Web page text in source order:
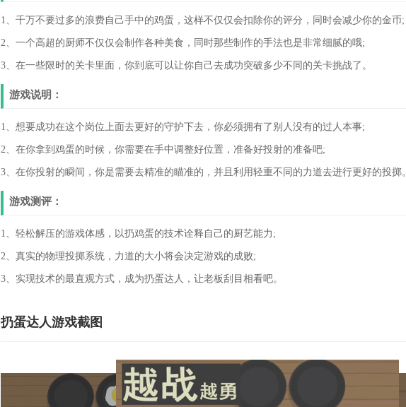
1、千万不要过多的浪费自己手中的鸡蛋，这样不仅仅会扣除你的评分，同时会减少你的金币;
2、一个高超的厨师不仅仅会制作各种美食，同时那些制作的手法也是非常细腻的哦;
3、在一些限时的关卡里面，你到底可以让你自己去成功突破多少不同的关卡挑战了。
游戏说明：
1、想要成功在这个岗位上面去更好的守护下去，你必须拥有了别人没有的过人本事;
2、在你拿到鸡蛋的时候，你需要在手中调整好位置，准备好投射的准备吧;
3、在你投射的瞬间，你是需要去精准的瞄准的，并且利用轻重不同的力道去进行更好的投掷。
游戏测评：
1、轻松解压的游戏体感，以扔鸡蛋的技术诠释自己的厨艺能力;
2、真实的物理投掷系统，力道的大小将会决定游戏的成败;
3、实现技术的最直观方式，成为扔蛋达人，让老板刮目相看吧。
扔蛋达人游戏截图